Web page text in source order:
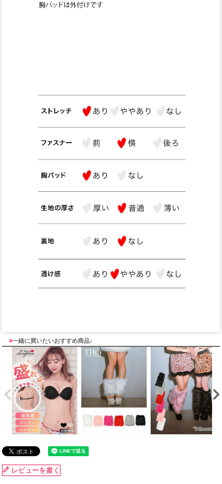
■一緒に買いたいおすすめ商品♪
レビューを書く